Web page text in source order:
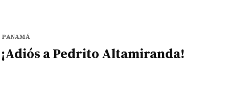
PANAMÁ
¡Adiós a Pedrito Altamiranda!